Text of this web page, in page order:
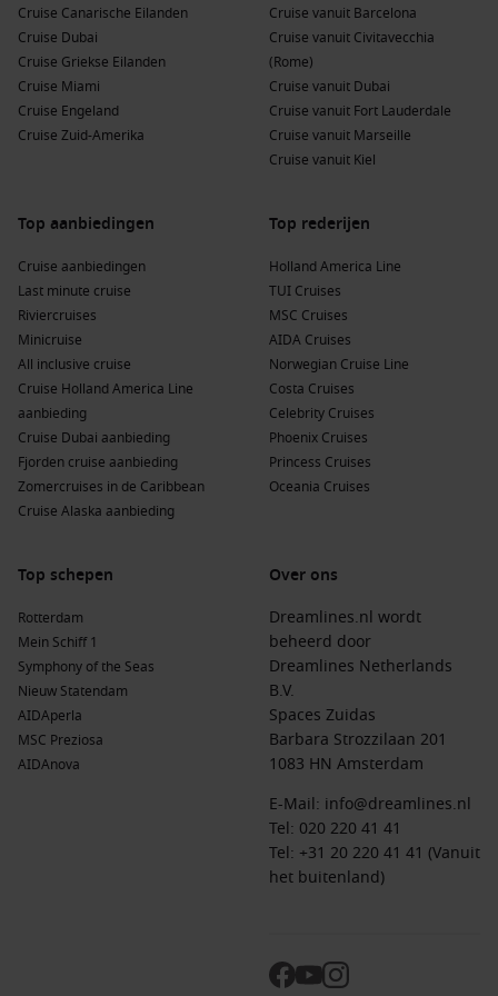
emblematische Château Frontenac en geniet van het
uitzicht over de St. Lawrence River.
Sydney, Canada:Een pittoresk stadje gelegen aan de Cape
Breton-expressweg, uitstekende mogelijkheden voor het
verkennen van lokale cultuur en de prachtige natuur met
het Cabot Trail.
en geniet van lokale producten in het charmante
Saguenay,Canada
Dit gebied is beroemd om zijn
natuurlijke schoonheid en het Saguenay-Fjord National
Park. Geniet van een boottocht of ontdek de lokale natuur
met een begeleide wandeling.
Populaire Regio’s voor Cruises naar Bar Harbor
Een cruise naar Bar Harbor biedt de mogelijkheid om
verschillende fascinerende regio’s te ontdekken:
Nieuw-Engeland:Deze regio staat bekend om zijn
prachtige natuur. Perfect voor een ontspannen cruise-
Amerikaanse Oostkust
Van de unieke steden tot de
pittoreske stranden, de oostkust van de VS biedt reizigers
een rijke mix van cultuur, geschiedenis en natuurlijke
schoonheid.
Portugal
Met zijn prachtige kustlijn en levendige steden,
is Portugal een geweldige bestemming om te ervaren, met
Dit continent biedt een verscheidenheid
aan culturen, natuurervaringen en bruisende steden voor
Cruise Canarische Eilanden
Cruise Dubai
Cruise Griekse Eilanden
Cruise Miami
Cruise Engeland
Cruise Zuid-Amerika
Cruise vanuit Barcelona
Cruise vanuit Civitavecchia
(Rome)
Cruise vanuit Dubai
Cruise vanuit Fort Lauderdale
Cruise vanuit Marseille
Cruise vanuit Kiel
Top aanbiedingen
Cruise aanbiedingen
Last minute cruise
Riviercruises
Minicruise
All inclusive cruise
Cruise Holland America Line
aanbieding
Cruise Dubai aanbieding
Fjorden cruise aanbieding
Zomercruises in de Caribbean
Cruise Alaska aanbieding
Top rederijen
Holland America Line
TUI Cruises
MSC Cruises
AIDA Cruises
Norwegian Cruise Line
Costa Cruises
Celebrity Cruises
Phoenix Cruises
Princess Cruises
Oceania Cruises
Top schepen
Rotterdam
Mein Schiff 1
Symphony of the Seas
Nieuw Statendam
AIDAperla
MSC Preziosa
AIDAnova
Over ons
Dreamlines.nl wordt
beheerd door
Dreamlines Netherlands
B.V.
Spaces Zuidas
Barbara Strozzilaan 201
1083 HN Amsterdam
E-Mail: info@dreamlines.nl
Tel: 020 220 41 41
Tel: +31 20 220 41 41 (Vanuit
het buitenland)